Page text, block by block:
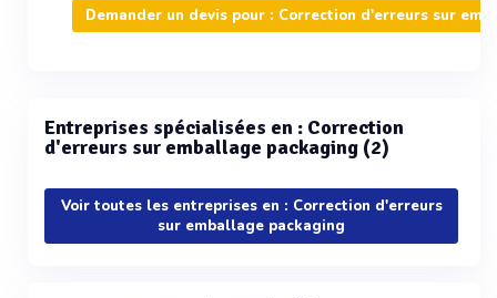
Demander un devis pour : Correction d'erreurs sur
Entreprises spécialisées en : Correction
d'erreurs sur emballage packaging (2)
Voir toutes les entreprises en : Correction d'erreurs
sur emballage packaging